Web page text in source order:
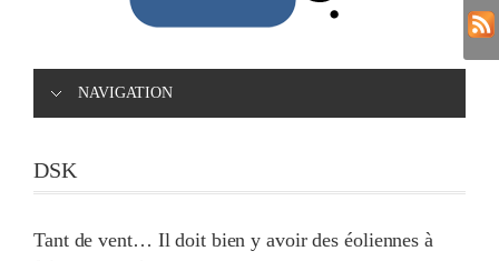
NAVIGATION
DSK
Tant de vent… Il doit bien y avoir des éoliennes à